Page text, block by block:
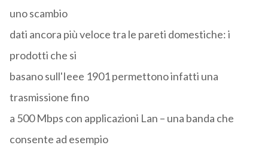
uno scambio
dati ancora più veloce tra le pareti domestiche: i
prodotti che si
basano sull'Ieee 1901 permettono infatti una
trasmissione fino
a 500 Mbps con applicazioni Lan – una banda che
consente ad esempio